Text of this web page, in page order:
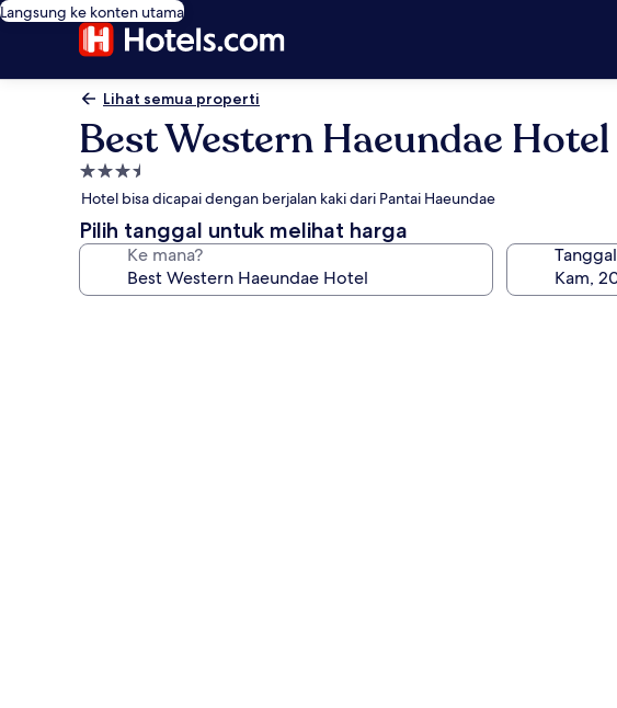
Langsung ke konten utama
Lihat semua properti
Best Western Haeundae Hotel
Properti
bintang
3.5
Hotel bisa dicapai dengan berjalan kaki dari Pantai Haeundae
Pilih tanggal untuk melihat harga
Ke mana? Tanggal